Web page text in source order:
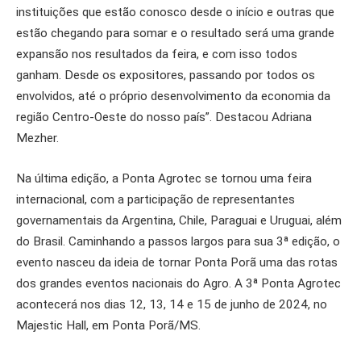
instituições que estão conosco desde o início e outras que
estão chegando para somar e o resultado será uma grande
expansão nos resultados da feira, e com isso todos
ganham. Desde os expositores, passando por todos os
envolvidos, até o próprio desenvolvimento da economia da
região Centro-Oeste do nosso país”. Destacou Adriana
Mezher.
Na última edição, a Ponta Agrotec se tornou uma feira
internacional, com a participação de representantes
governamentais da Argentina, Chile, Paraguai e Uruguai, além
do Brasil. Caminhando a passos largos para sua 3ª edição, o
evento nasceu da ideia de tornar Ponta Porã uma das rotas
dos grandes eventos nacionais do Agro. A 3ª Ponta Agrotec
acontecerá nos dias 12, 13, 14 e 15 de junho de 2024, no
Majestic Hall, em Ponta Porã/MS.